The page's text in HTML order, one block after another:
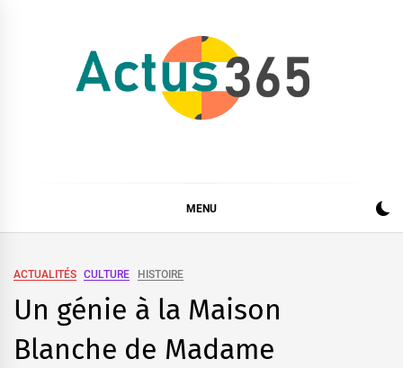
MENU
ACTUALITÉS CULTURE HISTOIRE
Un génie à la Maison
Blanche de Madame